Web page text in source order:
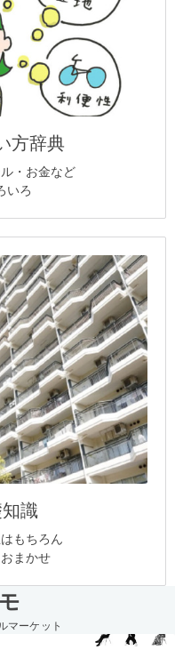
方辞典
・お金など
いろ
識
もちろん
まかせ
マーケット